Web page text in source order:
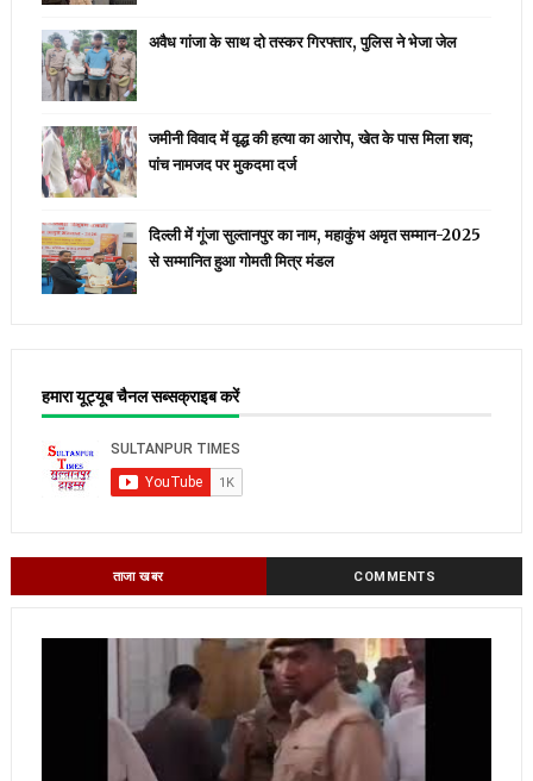
अवैध गांजा के साथ दो तस्कर गिरफ्तार, पुलिस ने भेजा जेल
जमीनी विवाद में वृद्ध की हत्या का आरोप, खेत के पास मिला शव;
पांच नामजद पर मुकदमा दर्ज
दिल्ली में गूंजा सुल्तानपुर का नाम, महाकुंभ अमृत सम्मान-2025
से सम्मानित हुआ गोमती मित्र मंडल
हमारा यूट्यूब चैनल सब्सक्राइब करें
ताजा खबर COMMENTS